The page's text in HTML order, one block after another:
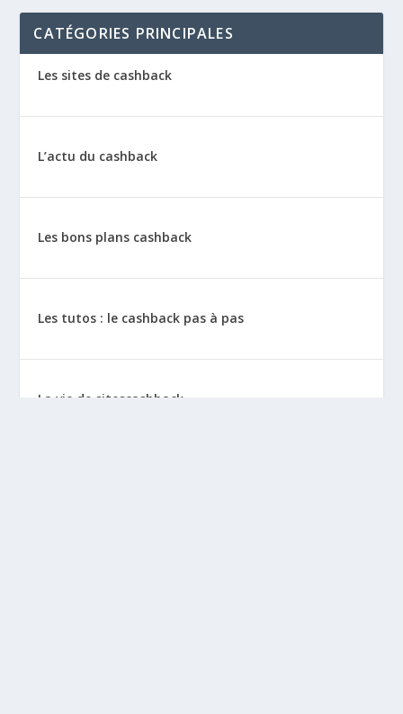
CATÉGORIES PRINCIPALES
Les sites de cashback
L’actu du cashback
Les bons plans cashback
Les tutos : le cashback pas à pas
La vie de sitescashback